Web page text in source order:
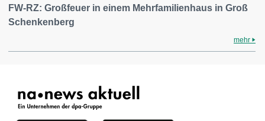
FW-RZ: Großfeuer in einem Mehrfamilienhaus in Groß
Schenkenberg
mehr